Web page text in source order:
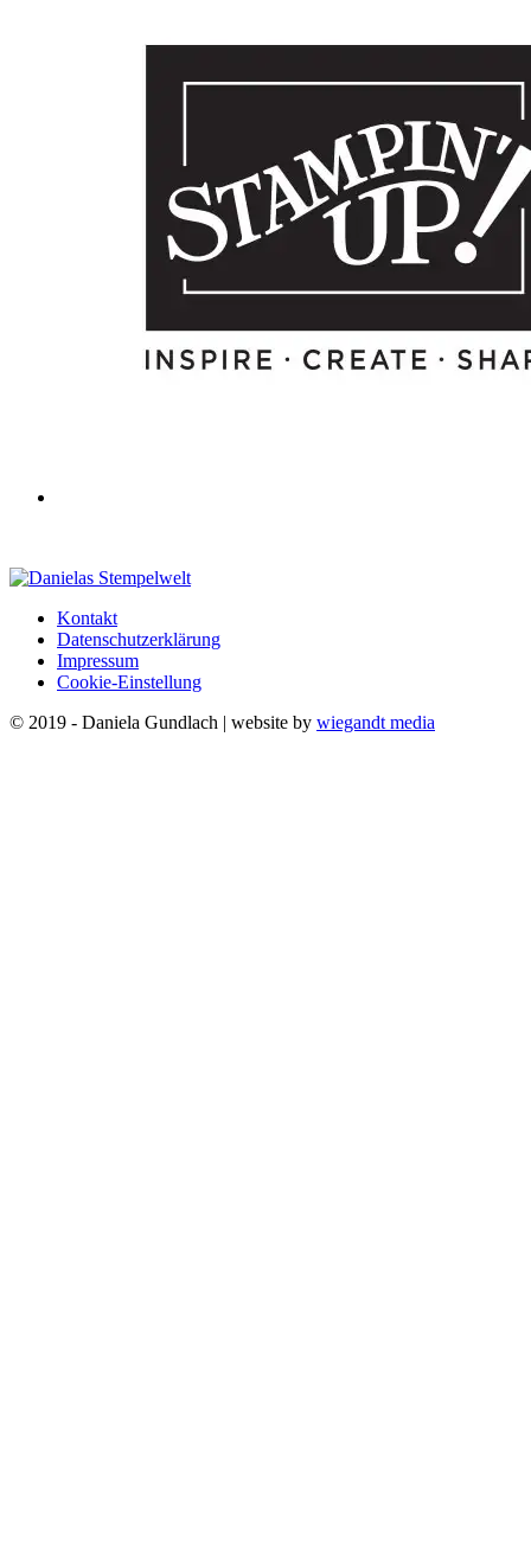
Kontakt
Datenschutzerklärung
Impressum
Cookie-Einstellung
© 2019 - Daniela Gundlach | website by wiegandt media